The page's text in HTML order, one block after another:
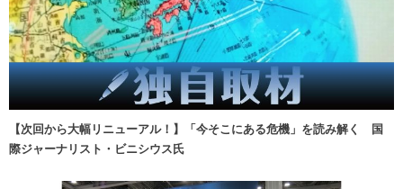
【次回から大幅リニューアル！】「今そこにある危機」を読み解く 国
際ジャーナリスト・ビニシウス氏